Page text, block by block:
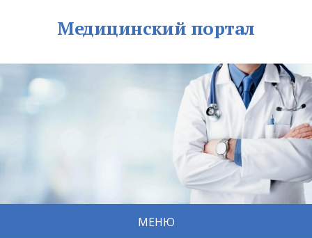
Медицинский портал
МЕНЮ